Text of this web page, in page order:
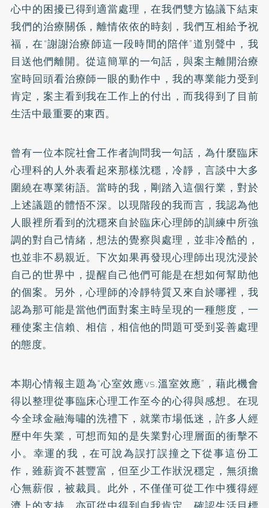
心中的困擾已得到適當處理，在我們雙方協議下結束
我們的治療關係，離情依依的時刻，我們互相給予祝
福，在“謝謝治療師這一段時間的陪伴”道別聲中，我
目送他們離開。從這簡單的一句話，與案主離開治療
室時回頭看治療師一眼的動作中，我的專業能力受到
肯定，案主看到我在工作上的付出，而我得到了目前
生活中最重要的東西。
曾有一位本院社會工作者詢問我一句話，為什麼臨床
心理科的人外表看起來那樣沈穩，冷靜，言談中大多
圍繞在專業術語。當時的我，剛踏入這個行業，對於
上述議題的體悟不深。以現階段的我而言，我認為他
人眼裡所看到的沈穩來自於臨床心理師的訓練中所強
調的對自己情緒，想法的覺察與處理，並非冷酷的，
也並非不易親近。下次如果再發現心理師出現沈浸於
自己的世界中，提醒自己他們可能是在想如何幫助他
的個案。另外，心理師的冷靜特質又來自於哪裡，我
認為那可能是當他們面對案主時呈現的一種態度，一
種使案主信賴、相信，相信他的問題可受到妥善處理
的態度。
本期心情報主題為“心室效應vs.溫室效應”，藉此機會
得以整理從事臨床心理工作至今的心得與感想。在現
今全球金融海嘯的洗禮下，就業市場低迷，許多人經
歷中年失業，可想而知的是失業對心理層面的衝擊不
小。幸運的我，在可說為誤打誤撞之下從事這份工
作，雖薪資不甚豐富，但至少工作狀況穩定，無須擔
心無薪假，被裁員。此外，不僅僅可從工作中獲得經